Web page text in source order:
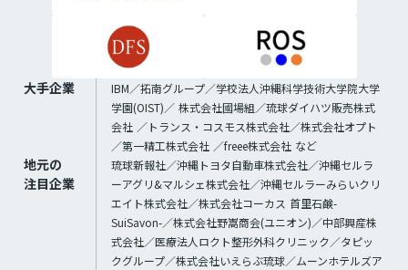
大手企業
IBM／拓南グループ／学校法人沖縄科学技術大学院大学
学園(OIST)／ 株式会社國場組／琉球ダイハツ販売株式
会社 ／トランス・コスモス株式会社／株式会社オプト
／第一精工株式会社 ／freee株式会社 など
地元の
注目企業
琉球新報社／沖縄トヨタ自動車株式会社／沖縄セルラ
ーアグリ&マルシェ株式会社／沖縄セルラーみらいクリ
エイト株式会社／株式会社コーカス 首里石鹸-
SuiSavon-／株式会社野嵩商会(ユニオン)／中部興産株
式会社／医療法人ロクト整形外科クリニック／タピッ
クグループ／株式会社いえらぶ琉球／ムーンホテルズア